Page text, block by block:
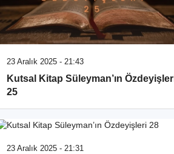
23 Aralık 2025 - 21:43
Kutsal Kitap Süleyman’ın
25
23 Aralık 2025 - 21:31